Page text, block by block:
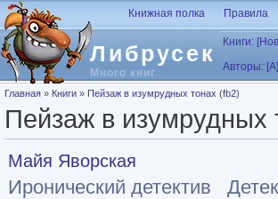
Перейти к основному содержанию
Либрусек
Много книг
Книжная полка Правила
Книги:
Авторы: [А]
Вы здесь
Главная » Книги » Пейзаж в изумрудных тонах (fb2)
Пейзаж в изумрудных
Майя Яворская
Иронический детектив